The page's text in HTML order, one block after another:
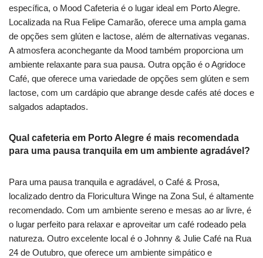
específica, o Mood Cafeteria é o lugar ideal em Porto Alegre.
Localizada na Rua Felipe Camarão, oferece uma ampla gama
de opções sem glúten e lactose, além de alternativas veganas.
A atmosfera aconchegante da Mood também proporciona um
ambiente relaxante para sua pausa. Outra opção é o Agridoce
Café, que oferece uma variedade de opções sem glúten e sem
lactose, com um cardápio que abrange desde cafés até doces e
salgados adaptados.
Qual cafeteria em Porto Alegre é mais recomendada
para uma pausa tranquila em um ambiente agradável?
Para uma pausa tranquila e agradável, o Café & Prosa,
localizado dentro da Floricultura Winge na Zona Sul, é altamente
recomendado. Com um ambiente sereno e mesas ao ar livre, é
o lugar perfeito para relaxar e aproveitar um café rodeado pela
natureza. Outro excelente local é o Johnny & Julie Café na Rua
24 de Outubro, que oferece um ambiente simpático e